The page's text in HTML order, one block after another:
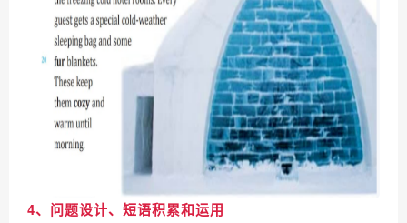
4、问题设计、短语积累和运用